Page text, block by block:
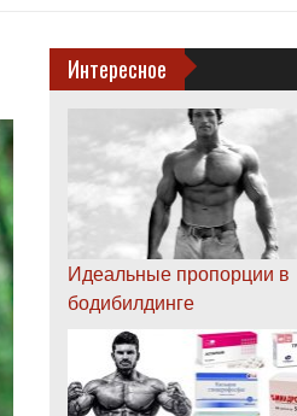
Интересное
Идеальные пропорции в
бодибилдинге